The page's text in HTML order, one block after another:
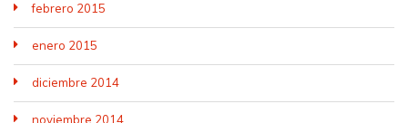
febrero 2015
enero 2015
diciembre 2014
noviembre 2014